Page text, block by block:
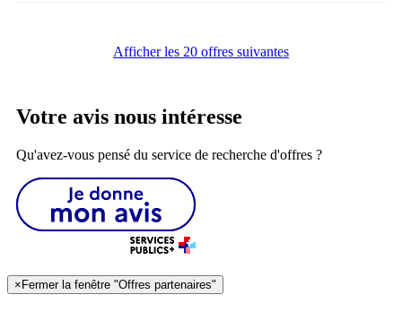
Afficher les 20 offres suivantes
Votre avis nous intéresse
Qu'avez-vous pensé du service de recherche d'offres ?
×Fermer la fenêtre "Offres partenaires"